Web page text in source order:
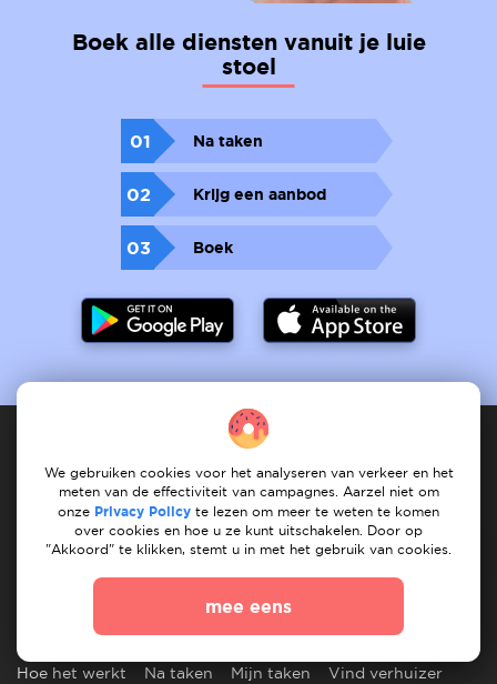
Boek alle diensten vanuit je luie
stoel
01 Na taken
02 Krijg een aanbod
03 Boek
Dienstverlener
Hoe het werkt registreet services
Mijn services
Hoe het werkt Na taken Mijn taken Vind verhuizer
We gebruiken cookies voor het analyseren van verkeer en het
meten van de effectiviteit van campagnes. Aarzel niet om
onze Privacy Policy te lezen om meer te weten te komen
over cookies en hoe u ze kunt uitschakelen. Door op
"Akkoord" te klikken, stemt u in met het gebruik van cookies.
mee eens